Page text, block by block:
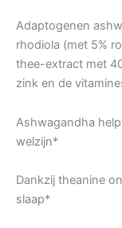
Adaptogenen
rhodiola (met 5%
thee-extract met
zink en de
Ashwagandha
welzijn*
Dankzij theanine
slaap*